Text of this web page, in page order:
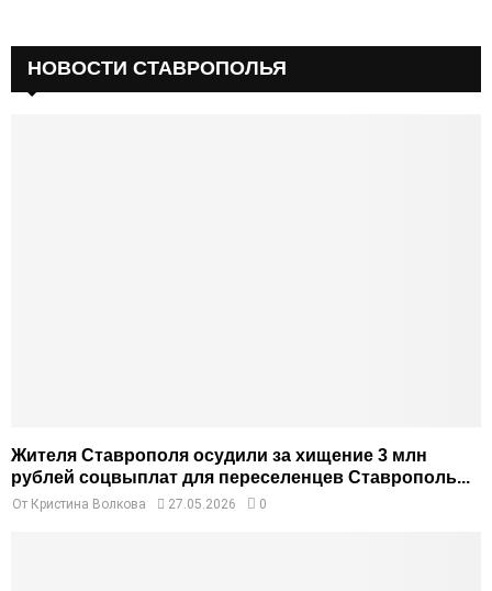
НОВОСТИ СТАВРОПОЛЬЯ
Жителя Ставрополя осудили за хищение 3 млн
рублей соцвыплат для переселенцев Ставрополь...
От Кристина Волкова 27.05.2026 0